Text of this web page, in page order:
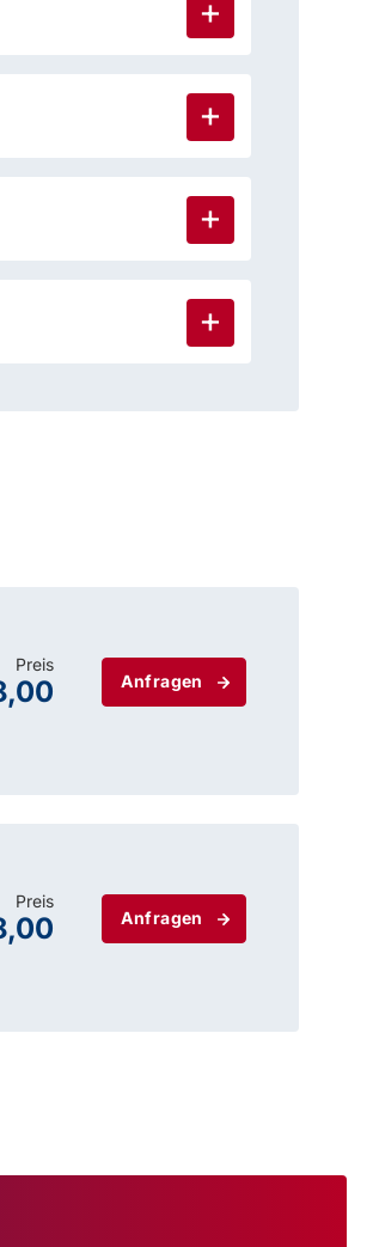
Anfragen
Preis
Anfragen
Preis